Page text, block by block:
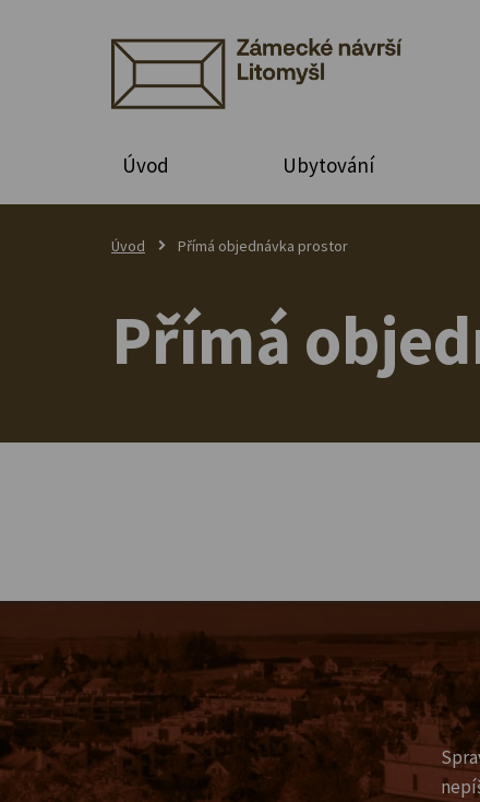
Úvod Ubytování
Úvod Přímá objednávka prostor
Přímá